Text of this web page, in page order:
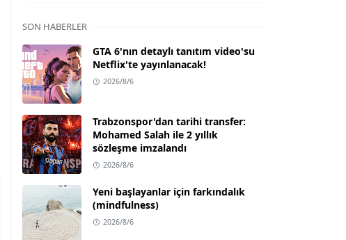
SON HABERLER
GTA 6'nın detaylı tanıtım video'su
Netflix'te yayınlanacak!
2026/8/6
Trabzonspor'dan tarihi transfer:
Mohamed Salah ile 2 yıllık
sözleşme imzalandı
2026/8/6
Yeni başlayanlar için farkındalık
(mindfulness)
2026/8/6